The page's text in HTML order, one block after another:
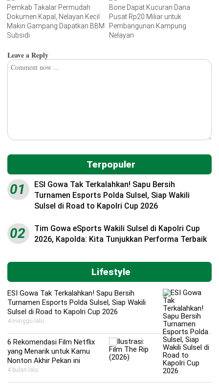
Pemkab Takalar Permudah
Dokumen Kapal, Nelayan Kecil
Makin Gampang Dapatkan BBM
Subsidi
Bone Dapat Kucuran Dana
Pusat Rp20 Miliar untuk
Pembangunan Kampung
Nelayan
Leave a Reply
Terpopuler
01
ESI Gowa Tak Terkalahkan! Sapu Bersih
Turnamen Esports Polda Sulsel, Siap Wakili
Sulsel di Road to Kapolri Cup 2026
02
Tim Gowa eSports Wakili Sulsel di Kapolri Cup
2026, Kapolda: Kita Tunjukkan Performa Terbaik
Lifestyle
ESI Gowa Tak Terkalahkan! Sapu Bersih
Turnamen Esports Polda Sulsel, Siap Wakili
Sulsel di Road to Kapolri Cup 2026
4 minggu lalu
6 Rekomendasi Film Netflix
yang Menarik untuk Kamu
Nonton Akhir Pekan ini
4 bulan lalu